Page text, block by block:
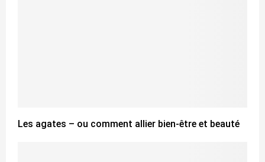
Les agates – ou comment allier bien-être et beauté